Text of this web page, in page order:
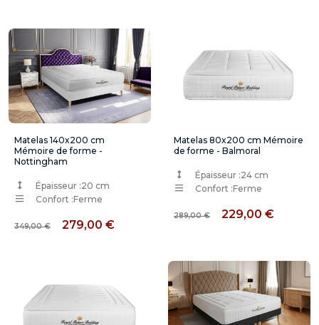
Matelas 140x200 cm
Mémoire de forme -
Nottingham
Épaisseur :20 cm
Confort :Ferme
349,00 € 279,00 €
Matelas 80x200 cm Mémoire
de forme - Balmoral
Épaisseur :24 cm
Confort :Ferme
289,00 € 229,00 €